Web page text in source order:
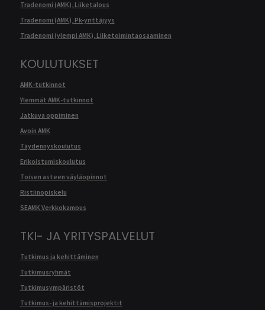
Tradenomi (AMK), Liiketalous
Tradenomi (AMK), Pk-yrittäjyys
Tradenomi (ylempi AMK), Liiketoimintaosaaminen
KOULUTUKSET
AMK-tutkinnot
Ylemmät AMK-tutkinnot
Jatkuva oppiminen
Avoin AMK
Täydennyskoulutus
Erikoistumiskoulutus
Toisen asteen väyläopinnot
Ristiinopiskelu
SEAMK Verkkokampus
TKI- JA YRITYSPALVELUT
Tutkimus ja kehittäminen
Tutkimusryhmät
Tutkimusympäristöt
Tutkimus- ja kehittämisprojektit